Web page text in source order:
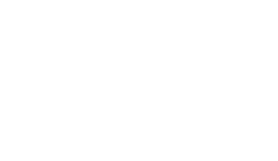
Julien
premier